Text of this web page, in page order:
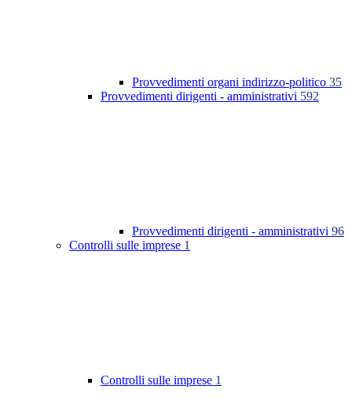
Provvedimenti organi indirizzo-politico 35
Provvedimenti dirigenti - amministrativi 592
Provvedimenti dirigenti - amministrativi 96
Controlli sulle imprese 1
Controlli sulle imprese 1